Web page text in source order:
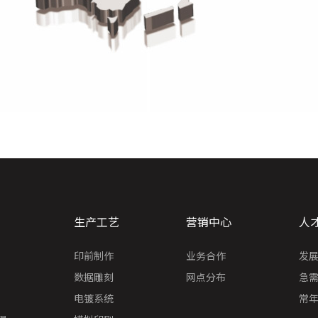
生产工艺
印前制作
数据雕刻
电镀系统
营销中心
业务合作
网点分布
人
发
急
常